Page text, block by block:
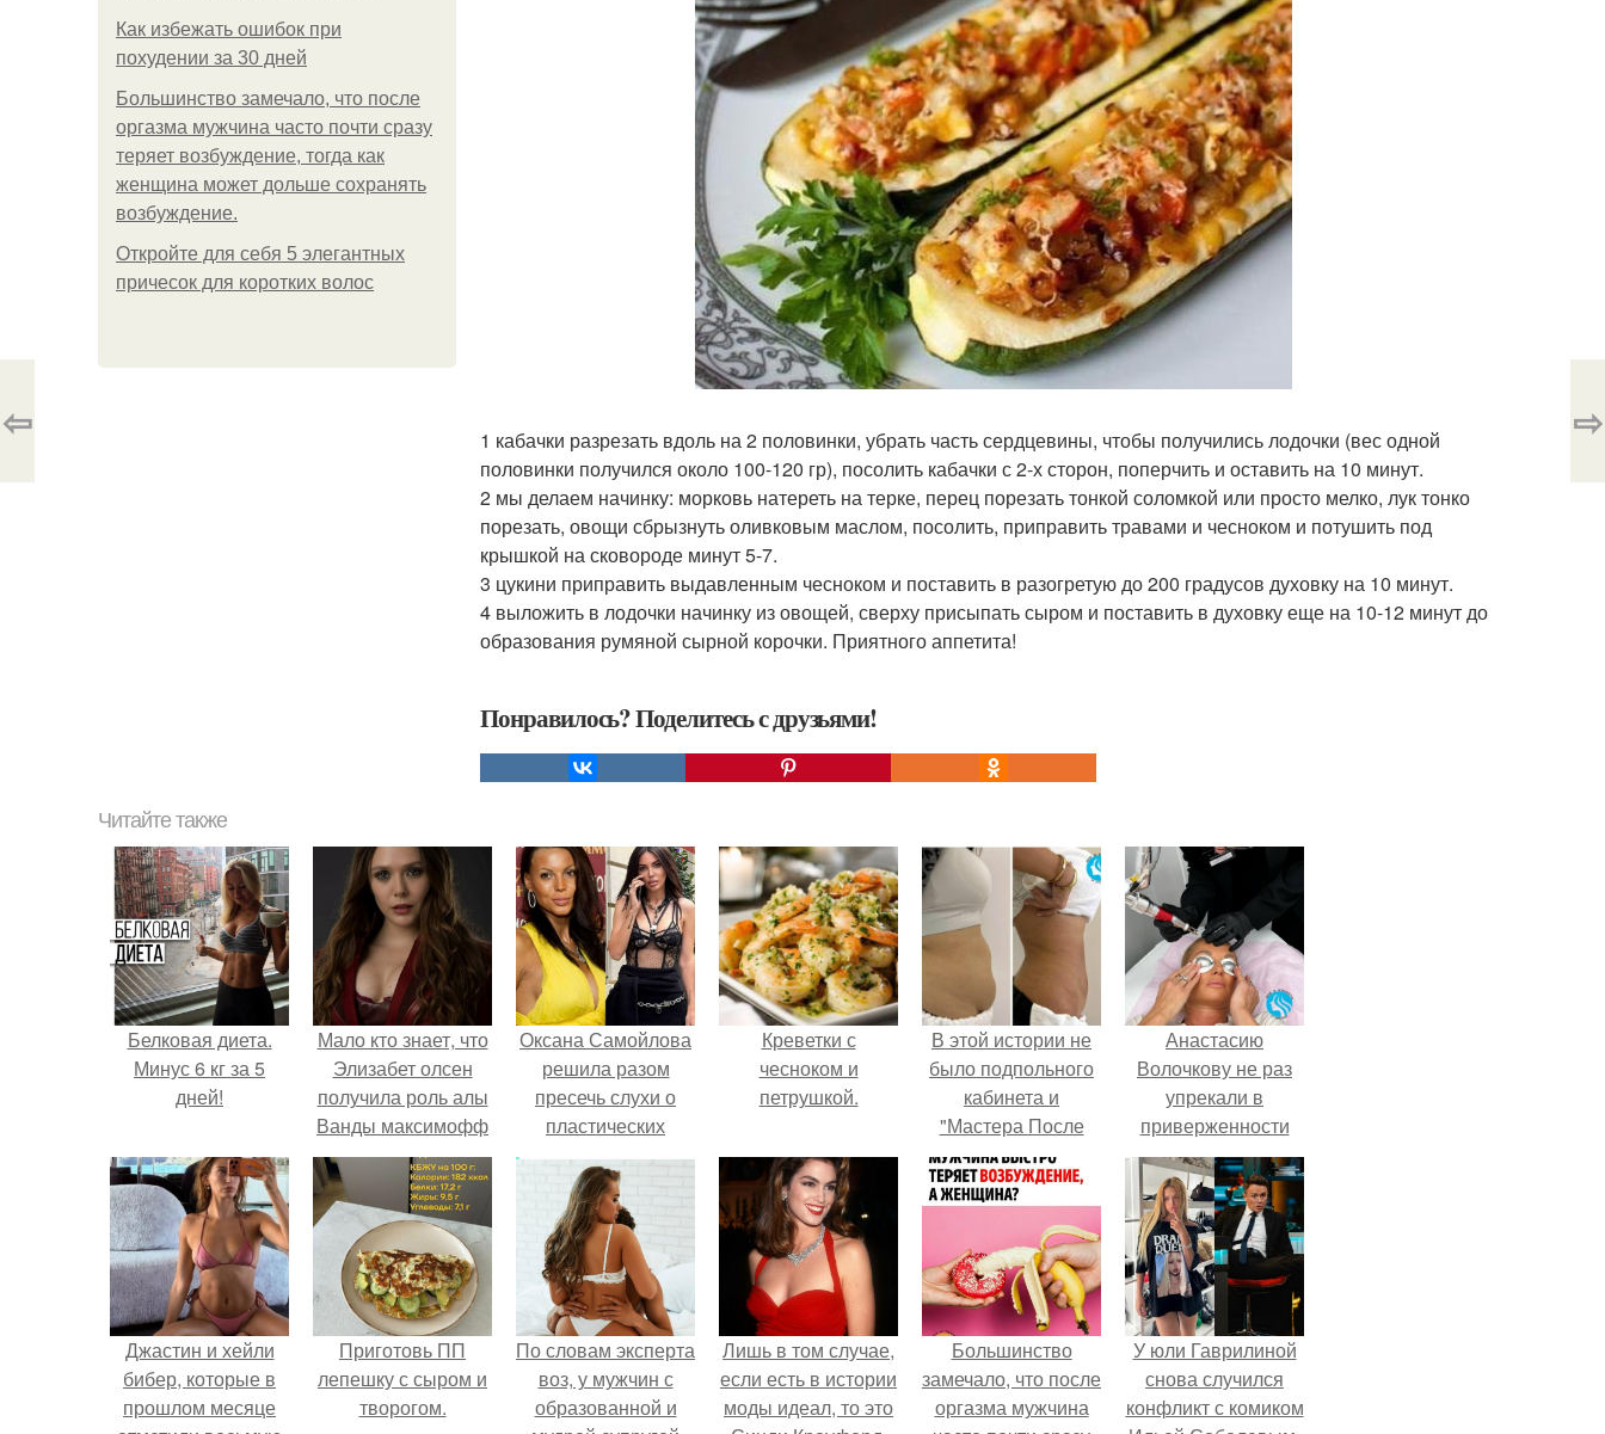
Как избежать ошибок при
похудении за 30 дней
Большинство замечало, что после
оргазма мужчина часто почти сразу
теряет возбуждение, тогда как
женщина может дольше сохранять
возбуждение.
Откройте для себя 5 элегантных
причесок для коротких волос
1 кабачки разрезать вдоль на 2 половинки, убрать часть сердцевины, чтобы получились лодочки (вес одной
половинки получился около 100-120 гр), посолить кабачки с 2-х сторон, поперчить и оставить на 10 минут.
2 мы делаем начинку: морковь натереть на терке, перец порезать тонкой соломкой или просто мелко, лук тонко
порезать, овощи сбрызнуть оливковым маслом, посолить, приправить травами и чесноком и потушить под
крышкой на сковороде минут 5-7.
3 цукини приправить выдавленным чесноком и поставить в разогретую до 200 градусов духовку на 10 минут.
4 выложить в лодочки начинку из овощей, сверху присыпать сыром и поставить в духовку еще на 10-12 минут до
образования румяной сырной корочки. Приятного аппетита!
Понравилось? Поделитесь с друзьями!
⇦ ⇨
Читайте также
Белковая диета.
Минус 6 кг за 5
дней!
Мало кто знает, что
Элизабет олсен
получила роль алы
Ванды максимофф
не сразу.
Оксана Самойлова
решила разом
пресечь слухи о
пластических
операциях и
публично
прояснила
ситуацию.
Креветки с
чесноком и
петрушкой.
В этой истории не
было подпольного
кабинета и
"Мастера После
Двухнедельных
Курсов".
Анастасию
Волочкову не раз
упрекали в
приверженности
устаревшим бьюти -
процедурам.
Джастин и хейли
бибер, которые в
прошлом месяце
Приготовь ПП
лепешку с сыром и
творогом.
По словам эксперта
воз, у мужчин с
образованной и
Лишь в том случае,
если есть в истории
моды идеал, то это
Большинство
замечало, что после
оргазма мужчина
У юли Гаврилиной
снова случился
конфликт с комиком